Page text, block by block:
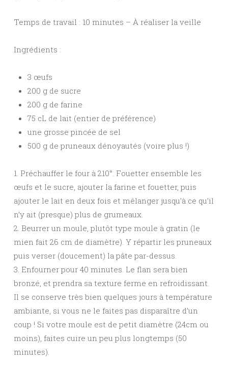
Temps de travail : 10 minutes – À réaliser la veille
Ingrédients :
3 œufs
200 g de sucre
200 g de farine
75 cL de lait (entier de préférence)
une grosse pincée de sel
500 g de pruneaux dénoyautés (voire plus !)
1. Préchauffer le four à 210°. Fouetter ensemble les
œufs et le sucre, ajouter la farine et fouetter, puis
ajouter le lait en deux fois et mélanger jusqu’à ce qu’il
n’y ait (presque) plus de grumeaux.
2. Beurrer un moule, plutôt type moule à gratin (le
mien fait 26 cm de diamètre). Y répartir les pruneaux
puis verser (doucement) la pâte par-dessus.
3. Enfourner pour 40 minutes. Le flan sera bien
bronzé, et prendra sa texture ferme en refroidissant.
Il se conserve très bien quelques jours à température
ambiante, si vous ne le faites pas disparaître d’un
coup ! Si votre moule est de petit diamètre (24cm ou
moins), faites cuire un peu plus longtemps (50
minutes).